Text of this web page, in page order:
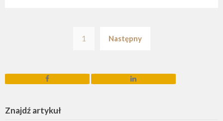
wpisów
1 Następny
Znajdź artykuł